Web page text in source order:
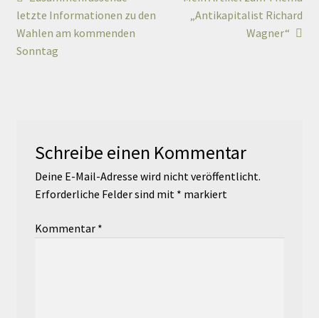
letzte Informationen zu den
Wahlen am kommenden
Sonntag
„Antikapitalist Richard
Wagner“
Schreibe einen Kommentar
Deine E-Mail-Adresse wird nicht veröffentlicht.
Erforderliche Felder sind mit * markiert
Kommentar *